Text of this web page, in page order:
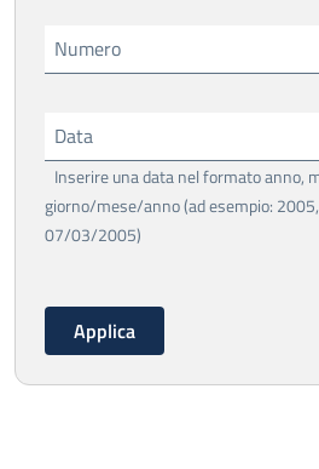
Numero
Data
Inserire una data nel formato anno,
giorno/mese/anno (ad esempio:
07/03/2005)